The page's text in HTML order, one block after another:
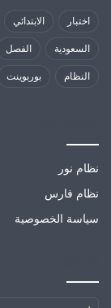
اختبار الابتدائي
السعودية الفصل
النظام بوربوينت
نظام نور
نظام فارس
سياسة الخصوصية
الارشيف